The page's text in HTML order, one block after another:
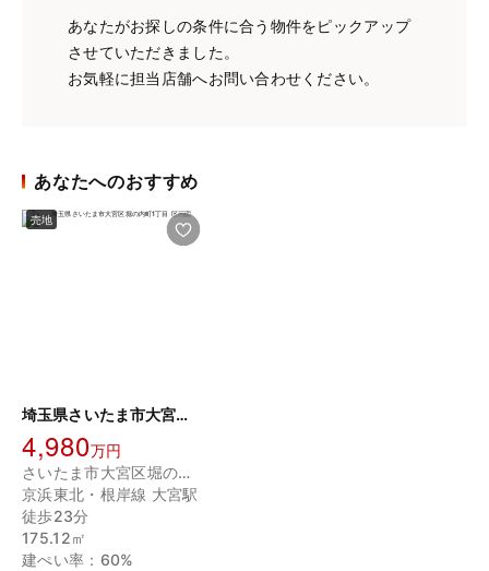
あなたがお探しの条件に合う物件をピックアップ
させていただきました。
お気軽に担当店舗へお問い合わせください。
あなたへのおすすめ
売地
埼玉県さいたま市大宮区堀の内町1丁目
4,980万円
さいたま市大宮区堀の内町１丁目
京浜東北・根岸線 大宮駅
徒歩23分
175.12㎡
建ぺい率：60%